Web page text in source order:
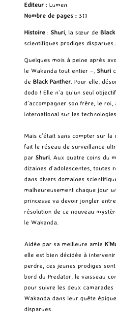
Editeur : Lumen
Nombre de pages : 311
Histoire : Shuri, la sœur de
scientifiques prodiges
Quelques mois à peine après
le Wakanda tout entier –, Shuri
de Black Panther. Pour elle,
dodo ! Elle n’a qu’un seul
d’accompagner son frère, le roi,
international sur les
Mais c’était sans compter sur
fait le réseau de surveillance
par Shuri. Aux quatre coins du
dizaines d’adolescentes, toutes
dans divers domaines
malheureusement chaque jour
princesse va devoir jongler
résolution de ce nouveau
le Wakanda.
Aidée par sa meilleure amie
elle est bien décidée à
perdre, ces jeunes prodiges
bord du Predator, le vaisseau
pour suivre les deux
Wakanda dans leur quête
disparues.